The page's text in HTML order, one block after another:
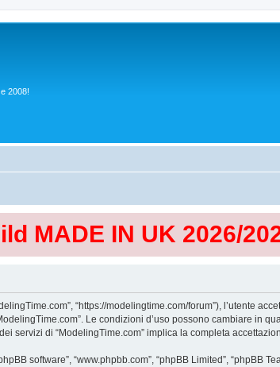
2008!
MADE IN UK 2026/
“https://modelingtime.com/forum”),
Le condizioni d’uso possono cambiare in
servizi di “ModelingTime.com” implica la completa
software”, “www.phpbb.com”, “phpBB Limited”, “phpBB